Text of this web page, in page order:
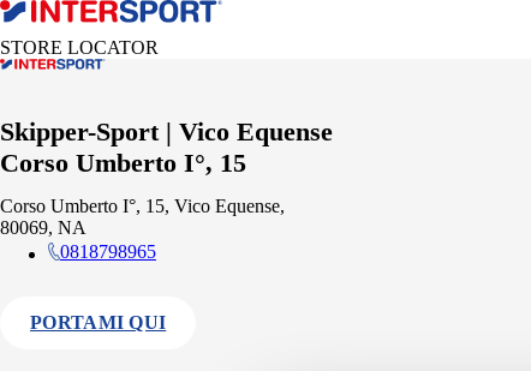
STORE LOCATOR
Skipper-Sport | Vico Equense
Corso Umberto I°, 15
Corso Umberto I°, 15, Vico Equense,
80069, NA
0818798965
PORTAMI QUI